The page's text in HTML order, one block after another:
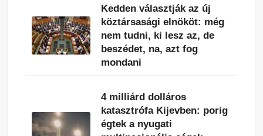
Kedden választják az új
köztársasági elnököt: még
nem tudni, ki lesz az, de
beszédet, na, azt fog
mondani
4 milliárd dolláros
katasztrófa Kijevben: porig
égtek a nyugati